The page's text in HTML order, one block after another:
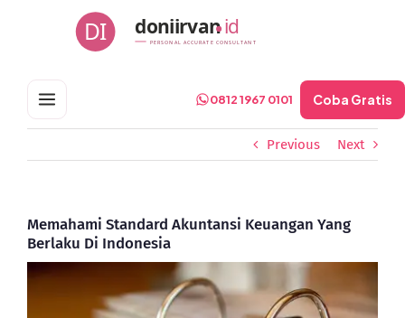
DI doniirvanid
PERSONAL ACCURATE CONSULTANT
0812 1967 0101 Coba Gratis
Previous Next
Memahami Standard Akuntansi Keuangan Yang
Berlaku Di Indonesia